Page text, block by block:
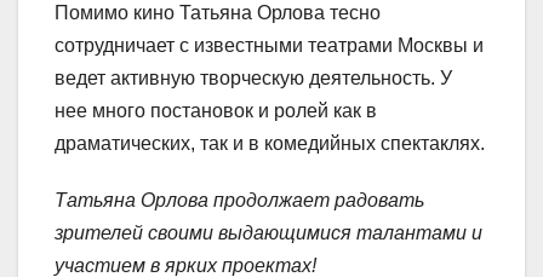
Помимо кино Татьяна Орлова тесно
сотрудничает с известными театрами Москвы и
ведет активную творческую деятельность. У
нее много постановок и ролей как в
драматических, так и в комедийных спектаклях.
Татьяна Орлова продолжает радовать
зрителей своими выдающимися талантами и
участием в ярких проектах!